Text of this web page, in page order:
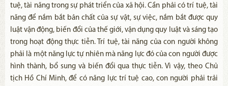
tuệ, tài năng trong sự phát triển của xã hội. Cần phải có trí tuệ, tài
năng để nắm bắt bản chất của sự vật, sự việc, nắm bắt được quy
luật vận động, biến đổi của thế giới, vận dụng quy luật và sáng tạo
trong hoạt động thực tiễn. Trí tuệ, tài năng của con người không
phải là một năng lực tự nhiên mà năng lực đó của con người được
hình thành, bổ sung và biến đổi qua thực tiễn. Vì vậy, theo Chủ
tịch Hồ Chí Minh, để có năng lực trí tuệ cao, con người phải trải